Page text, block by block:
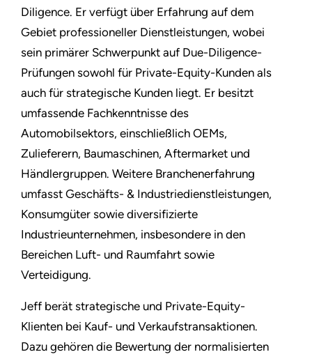
Diligence. Er verfügt über Erfahrung auf dem
Gebiet professioneller Dienstleistungen, wobei
sein primärer Schwerpunkt auf Due-Diligence-
Prüfungen sowohl für Private-Equity-Kunden als
auch für strategische Kunden liegt. Er besitzt
umfassende Fachkenntnisse des
Automobilsektors, einschließlich OEMs,
Zulieferern, Baumaschinen, Aftermarket und
Händlergruppen. Weitere Branchenerfahrung
umfasst Geschäfts- & Industriedienstleistungen,
Konsumgüter sowie diversifizierte
Industrieunternehmen, insbesondere in den
Bereichen Luft- und Raumfahrt sowie
Verteidigung.
Jeff berät strategische und Private-Equity-
Klienten bei Kauf- und Verkaufstransaktionen.
Dazu gehören die Bewertung der normalisierten